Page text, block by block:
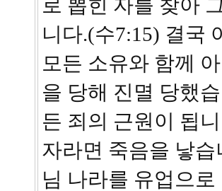
로 뽑힌 자를 찾아
니다.(수7:15) 결국
모든 소유와 함께
을 당해 진멸 당했
든 죄의 근원이 됩
자라면 죽음을 낳
님 나라를 유업으